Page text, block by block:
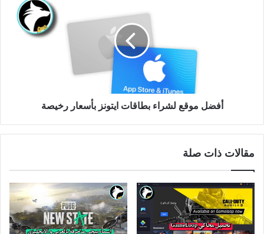
أفضل موقع لشراء بطاقات ايتونز بأسعار رخيصة
مقالات ذات صلة